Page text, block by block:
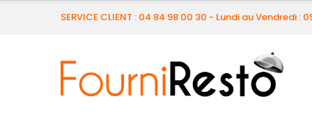
SERVICE CLIENT : 04 84 98 00 30 - Lundi au Vendredi :